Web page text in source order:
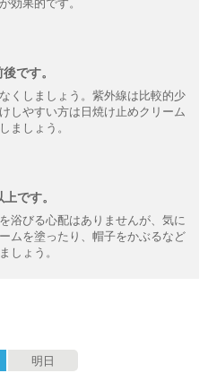
効果的です。
です。
くしましょう。紫外線は比較的少
しやすい方は日焼け止めクリーム
ましょう。
です。
浴びる心配はありませんが、気に
ムを塗ったり、帽子をかぶるなど
しょう。
明日